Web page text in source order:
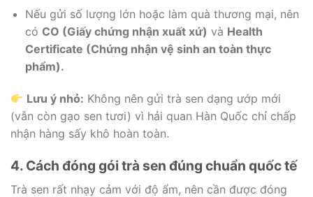
Nếu gửi số lượng lớn hoặc làm quà thương mại, nên
có CO (Giấy chứng nhận xuất xứ) và Health
Certificate (Chứng nhận vệ sinh an toàn thực
phẩm).
Lưu ý nhỏ: Không nên gửi trà sen dạng ướp mới
(vẫn còn gạo sen tươi) vì hải quan Hàn Quốc chỉ chấp
nhận hàng sấy khô hoàn toàn.
4. Cách đóng gói trà sen đúng chuẩn quốc tế
Trà sen rất nhạy cảm với độ ẩm, nên cần được đóng